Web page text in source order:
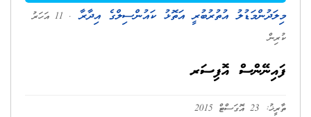
މިލަދުންމަޑުލު އުތުރުބުރީ އަތޮޅު ކައުންސިލްގެ އިދާރާ
. 11 އަހަރު
ކުރިން
ފައިނޭންސް އޮފިސަރ
ތާރީޚު: 23 އޮގަސްޓް 2015